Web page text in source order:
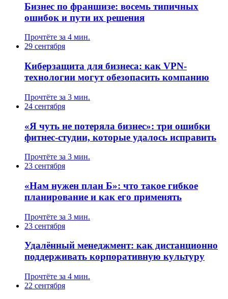
Бизнес по франшизе: восемь типичных
ошибок и пути их решения
Прочтёте за 4 мин.
29 сентября
Киберзащита для бизнеса: как VPN-
технологии могут обезопасить компанию
Прочтёте за 3 мин.
24 сентября
«Я чуть не потеряла бизнес»: три ошибки
фитнес-студии, которые удалось исправить
Прочтёте за 3 мин.
23 сентября
«Нам нужен план Б»: что такое гибкое
планирование и как его применять
Прочтёте за 3 мин.
23 сентября
Удалённый менеджмент: как дистанционно
поддерживать корпоративную культуру
Прочтёте за 4 мин.
22 сентября